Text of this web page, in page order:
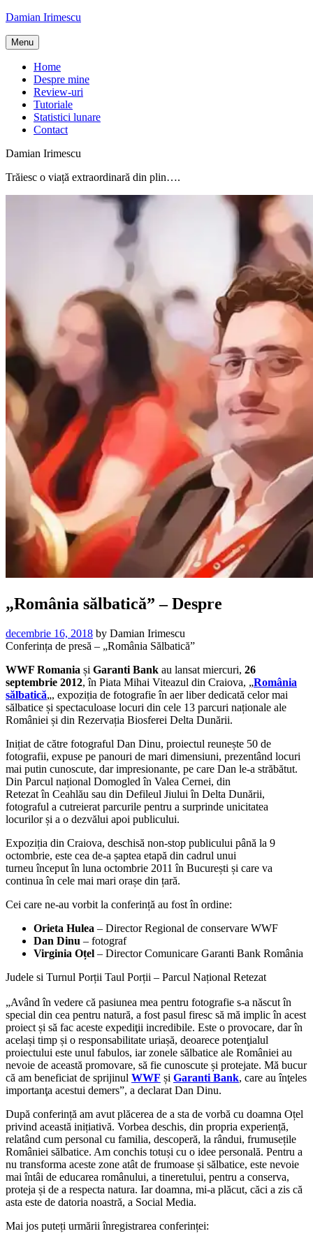
Skip
content
Damian Irimescu
Menu
Home
Despre mine
Review-uri
Tutoriale
Statistici lunare
Contact
Damian Irimescu
Trăiesc o viață extraordinară din plin….
„România sălbatică” – Despre
decembrie 16, 2018 by Damian Irimescu
Conferința de presă – „România Sălbatică”
WWF Romania și Garanti Bank au lansat miercuri, 26
septembrie 2012, în Piata Mihai Viteazul din Craiova, „România
sălbatică„, expoziția de fotografie în aer liber dedicată celor mai
sălbatice și spectaculoase locuri din cele 13 parcuri naționale ale
României și din Rezervația Biosferei Delta Dunării.
Inițiat de către fotograful Dan Dinu, proiectul reunește 50 de
fotografii, expuse pe panouri de mari dimensiuni, prezentând locuri
mai putin cunoscute, dar impresionante, pe care Dan le-a străbătut.
Din Parcul național Domogled în Valea Cernei, din
Retezat în Ceahlău sau din Defileul Jiului în Delta Dunării,
fotograful a cutreierat parcurile pentru a surprinde unicitatea
locurilor și a o dezvălui apoi publicului.
Expoziția din Craiova, deschisă non-stop publicului până la 9
octombrie, este cea de-a șaptea etapă din cadrul unui
turneu început în luna octombrie 2011 în București și care va
continua în cele mai mari orașe din țară.
Cei care ne-au vorbit la conferință au fost în ordine:
Orieta Hulea – Director Regional de conservare WWF
Dan Dinu – fotograf
Virginia Oțel – Director Comunicare Garanti Bank România
Judele si Turnul Porții Taul Porții – Parcul Național Retezat
„Având în vedere că pasiunea mea pentru fotografie s-a născut în
special din cea pentru natură, a fost pasul firesc să mă implic în acest
proiect și să fac aceste expediţii incredibile. Este o provocare, dar în
același timp și o responsabilitate uriașă, deoarece potenţialul
proiectului este unul fabulos, iar zonele sălbatice ale României au
nevoie de această promovare, să fie cunoscute și protejate. Mă bucur
că am beneficiat de sprijinul WWF și Garanti Bank, care au înţeles
importanţa acestui demers”, a declarat Dan Dinu.
După conferință am avut plăcerea de a sta de vorbă cu doamna Oțel
privind această inițiativă. Vorbea deschis, din propria experiență,
relatând cum personal cu familia, descoperă, la rândui, frumusețile
României sălbatice. Am conchis totuși cu o idee personală. Pentru a
nu transforma aceste zone atât de frumoase și sălbatice, este nevoie
mai întâi de educarea românului, a tineretului, pentru a conserva,
proteja și de a respecta natura. Iar doamna, mi-a plăcut, căci a zis că
asta este de datoria noastră, a Social Media.
Mai jos puteți urmării înregistrarea conferinței: